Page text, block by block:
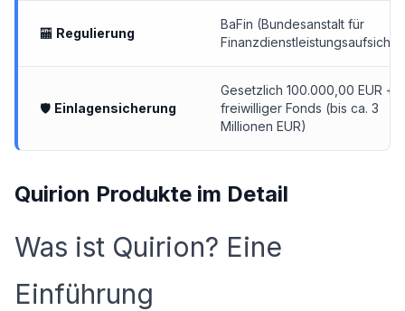
🏧 Regulierung
BaFin (Bundesanstalt für
Finanzdienstleistungsaufsicht)
🛡 Einlagensicherung
Gesetzlich 100.000,00 EUR +
freiwilliger Fonds (bis ca. 3
Millionen EUR)
Quirion Produkte im Detail
Was ist Quirion? Eine
Einführung